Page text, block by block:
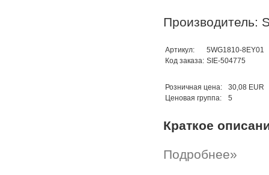
Производитель:
Артикул:
5WG1810-8EY01
Код заказа: SIE-504775
Розничная цена:
30,08 EUR
Ценовая группа:
5
Краткое
Подробнее»